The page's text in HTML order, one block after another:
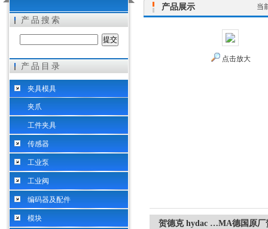
希而科工业控制设备（上海）有限公司
产品搜索
产品目录
夹具模具
夹爪
工件夹具
传感器
工业泵
工业阀
编码器及配件
模块
产品展示 当
点击放大
贺德克 hydac …MA德国原